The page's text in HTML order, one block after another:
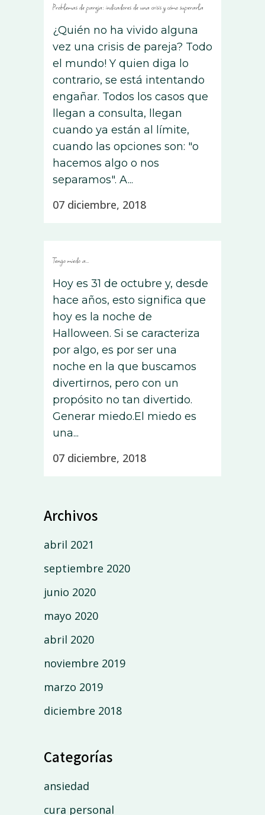
Problemas de pareja: indicadores de una crisis y cómo superarla
¿Quién no ha vivido alguna
vez una crisis de pareja? Todo
el mundo! Y quien diga lo
contrario, se está intentando
engañar. Todos los casos que
llegan a consulta, llegan
cuando ya están al límite,
cuando las opciones son: "o
hacemos algo o nos
separamos". A...
07 diciembre, 2018
Tengo miedo a…
Hoy es 31 de octubre y, desde
hace años, esto significa que
hoy es la noche de
Halloween. Si se caracteriza
por algo, es por ser una
noche en la que buscamos
divertirnos, pero con un
propósito no tan divertido.
Generar miedo.El miedo es
una...
07 diciembre, 2018
Archivos
abril 2021
septiembre 2020
junio 2020
mayo 2020
abril 2020
noviembre 2019
marzo 2019
diciembre 2018
Categorías
ansiedad
cura personal